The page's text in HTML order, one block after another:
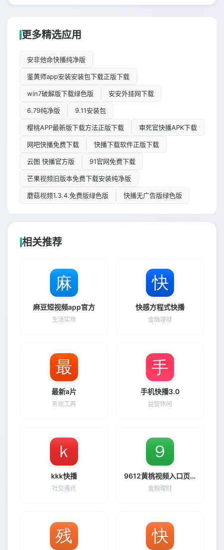
更多精选应用
安非他命快播纯净版
鉴黄师app安装安装包下载正版下载
win7破解版下载绿色版 安安外挂网下载
6.79纯净版 9.11安装包
樱桃APP最新版下载方法正版下载 审死官快播APK下载
网吧快播免费下载 快播下载软件正版下载
云图 快播官方版 91官网免费下载
芒果视频旧版本免费下载安装纯净版
蘑菇视频1.3.4.免费版绿色版 快播无广告版绿色版
相关推荐
麻豆短视频app官方
生活实用
快感方程式快播
金融理财
最新a片
系统工具
手机快播3.0
益智休闲
kkk快播
社交通讯
9612黄桃视频入口页面安卓版
金融理财